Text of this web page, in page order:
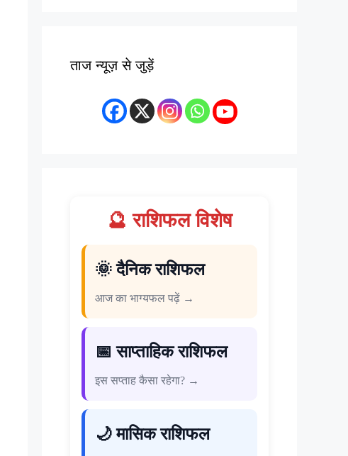
ताज न्यूज़ से जुड़ें
🔮 राशिफल विशेष
🌞 दैनिक राशिफल
आज का भाग्यफल पढ़ें →
📅 साप्ताहिक राशिफल
इस सप्ताह कैसा रहेगा? →
🌙 मासिक राशिफल